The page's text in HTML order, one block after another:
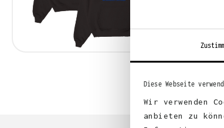
Diese Webseite
Wir verwenden
anbieten zu